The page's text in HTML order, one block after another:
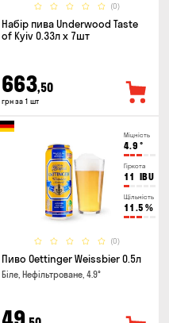
(0)
Набір пива Underwood Taste
of Kyiv 0.33л x 7шт
663,50
грн за 1 шт
Міцність
4.9 °
Гіркота
11 IBU
Щільність
11.5 %
(0)
Пиво Oettinger Weissbier 0.5л
Біле, Нефільтроване, 4.9°